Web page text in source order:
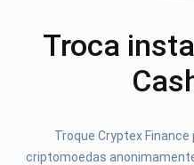
Troca
Troque Cryptex
criptomoedas